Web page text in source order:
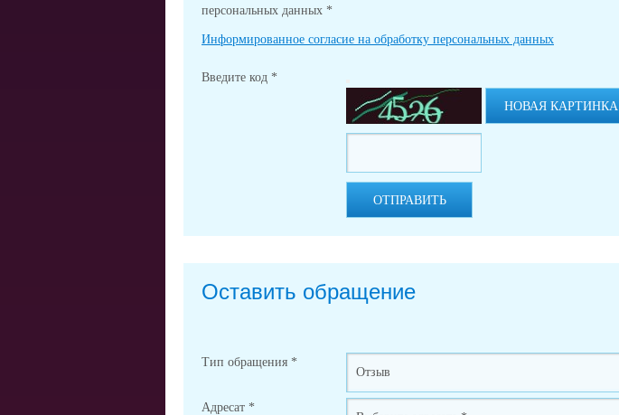
персональных данных *
Информированное согласие на обработку персональных данных
Введите код *
НОВАЯ КАРТИНКА
ОТПРАВИТЬ
Оставить обращение
Тип обращения *
Адресат *